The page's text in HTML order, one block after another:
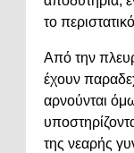
το
Από την
έχουν
αρνούνται
της νεαρής